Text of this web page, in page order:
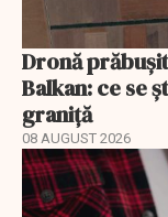
Dronă
Balkan: ce se
graniță
08 AUGUST 2026